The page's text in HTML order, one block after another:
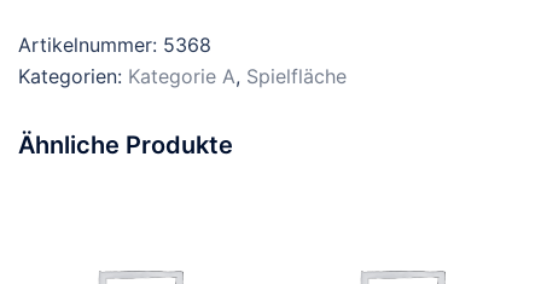
Artikelnummer: 5368
Kategorien: Kategorie A, Spielfläche
Ähnliche Produkte